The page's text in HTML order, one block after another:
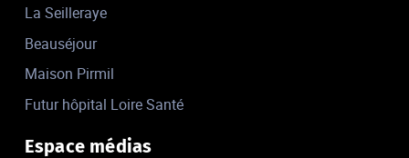
La Seilleraye
Beauséjour
Maison Pirmil
Futur hôpital Loire Santé
Espace médias